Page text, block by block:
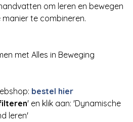
om leren en bewegen
te combineren.
met Alles in Beweging
bestel hier
' en klik aan: 'Dynamische
leren'